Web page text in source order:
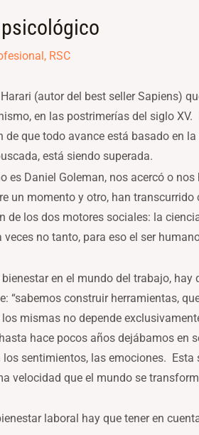
, RSC
(autor del best seller Sapiens)
en las postrimerías del siglo
que todo avance está basado en
está siendo superada.
es Daniel Goleman, nos acercó o
un momento y otro, han
los dos motores sociales: la
no tanto, para eso el ser
en el mundo del trabajo,
“sabemos construir herramientas,
mismas no depende
hace pocos años dejábamos en
sentimientos, las emociones. Esta
velocidad que el mundo se
laboral hay que tener en